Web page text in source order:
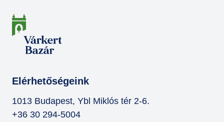
Elérhetőségeink
1013 Budapest, Ybl Miklós tér 2-6.
+36 30 294-5004